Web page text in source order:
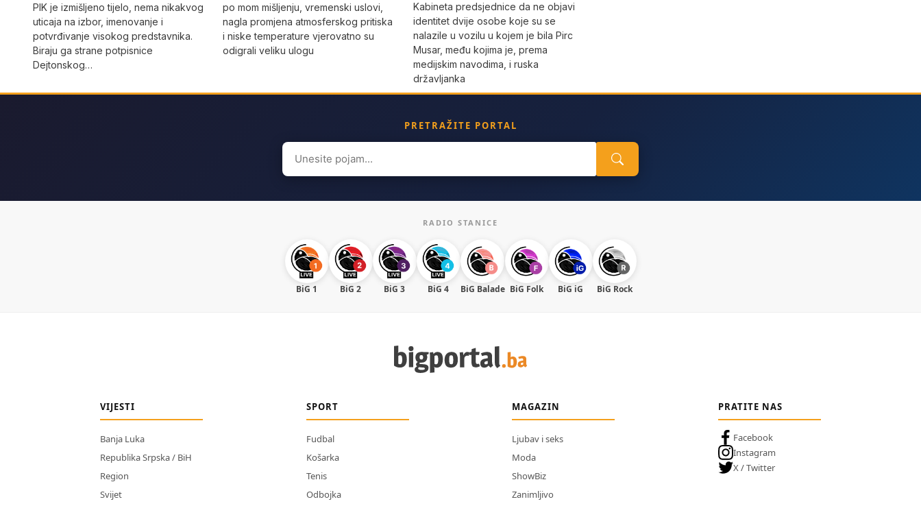
PIK je izmišljeno tijelo, nema nikakvog
uticaja na izbor, imenovanje i
potvrđivanje visokog predstavnika.
Biraju ga strane potpisnice
Dejtonskog…
po mom mišljenju, vremenski uslovi,
nagla promjena atmosferskog pritiska
i niske temperature vjerovatno su
odigrali veliku ulogu
Kabineta predsjednice da ne objavi
identitet dvije osobe koje su se
nalazile u vozilu u kojem je bila Pirc
Musar, među kojima je, prema
medijskim navodima, i ruska
državljanka
PRETRAŽITE PORTAL
Search
for:
RADIO STANICE
BiG 1 BiG 2 BiG 3 BiG 4 BiG Balade BiG Folk BiG iG BiG Rock
VIJESTI
Banja Luka
Republika Srpska / BiH
Region
Svijet
SPORT
Fudbal
Košarka
Tenis
Odbojka
MAGAZIN
Ljubav i seks
Moda
ShowBiz
Zanimljivo
PRATITE NAS
Facebook
Instagram
X / Twitter